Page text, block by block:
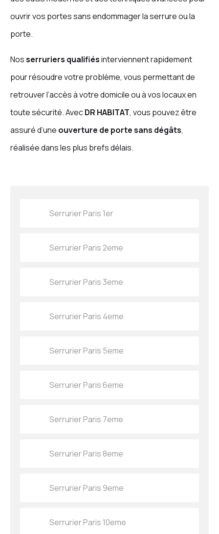
ouvrir vos portes sans endommager la serrure ou la
porte.
Nosserruriers qualifiésinterviennent rapidement
pour résoudre votre problème, vous permettant de
retrouver l’accès à votre domicile ou à vos locaux en
toute sécurité. AvecDR HABITAT, vous pouvez être
assuré d’une ouverture de porte sans dégâts,
réalisée dans les plus brefs délais.
Serrurier Paris 1er
Serrurier Paris 2eme
Serrurier Paris 3eme
Serrurier Paris 4eme
Serrurier Paris 5eme
Serrurier Paris 6eme
Serrurier Paris 7eme
Serrurier Paris 8eme
Serrurier Paris 9eme
Serrurier Paris 10eme